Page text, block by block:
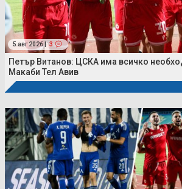
5 авг 2026 | 3
Петър Витанов: ЦСКА има всичко
Макаби Тел Авив